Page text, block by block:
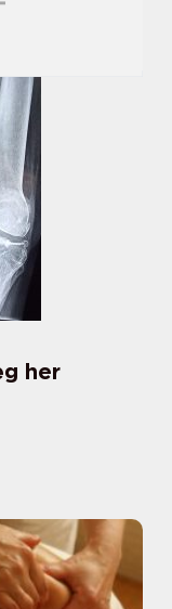
her